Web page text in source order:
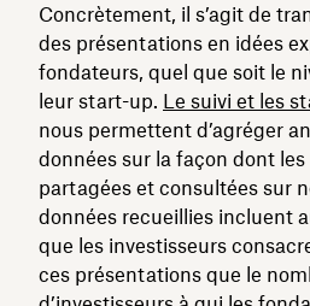
Concrètement, il s’agit de
des présentations en idées
fondateurs, quel que soit le
leur start-up. Le suivi et les
nous permettent d’agréger
données sur la façon dont
partagées et consultées sur
données recueillies incluent
que les investisseurs
ces présentations que le